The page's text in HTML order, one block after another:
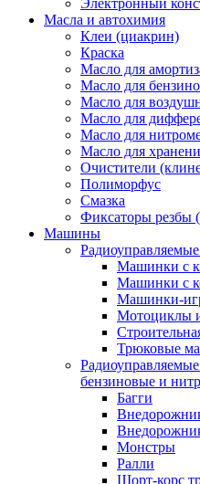
Электронный
Масла и автохимия
Клеи (циакрин)
Краска
Масло для
Масло для
Масло для
Масло для
Масло для
Масло для
Очистители
Полиморфус
Смазка
Фиксаторы резбы
Машины
Машинки с
Машинки с
Машинки-
Мотоциклы
Трюковые
бензиновые и
Багги
Монстры
Ралли
Шорт-корс